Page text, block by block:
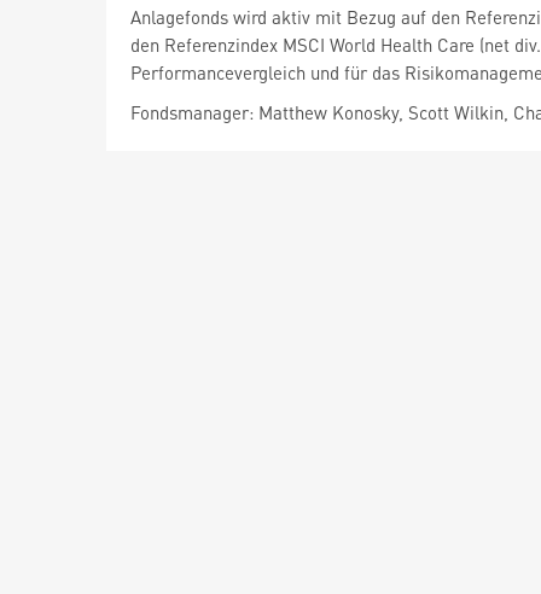
Anlagefonds wird aktiv mit Bezug auf den
den Referenzindex MSCI World Health Care (net
Performancevergleich und für das
Fondsmanager: Matthew Konosky, Scott Wilkin,